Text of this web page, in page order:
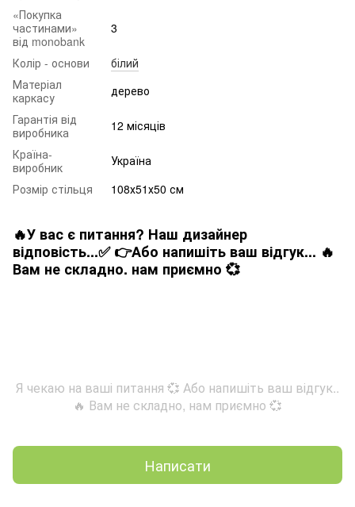
«Покупка
частинами»
від monobank
3
Колір - основи
білий
Матеріал
каркасу
дерево
Гарантія від
виробника
12 місяців
Країна-
виробник
Україна
Розмір стільця
108х51х50 см
🔥У вас є питання? Наш дизайнер
відповість...✅ 👉Або напишіть ваш відгук... 🔥
Вам не складно. нам приємно 💞
Я чекаю на ваші питання 💞 Або напишіть ваш відгук..
🔥 Вам не складно, нам приємно 💞
Написати